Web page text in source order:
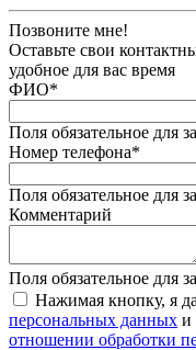
Позвоните мне!
Оставьте свои
удобное для вас время
ФИО*
Поля обязательное для
Номер телефона*
Поля обязательное для
Комментарий
Поля обязательное для
Нажимая кнопку, я
персональных данных и
отношении обработки